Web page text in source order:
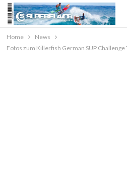
Home
News
Fotos zum Killerfish German SUP